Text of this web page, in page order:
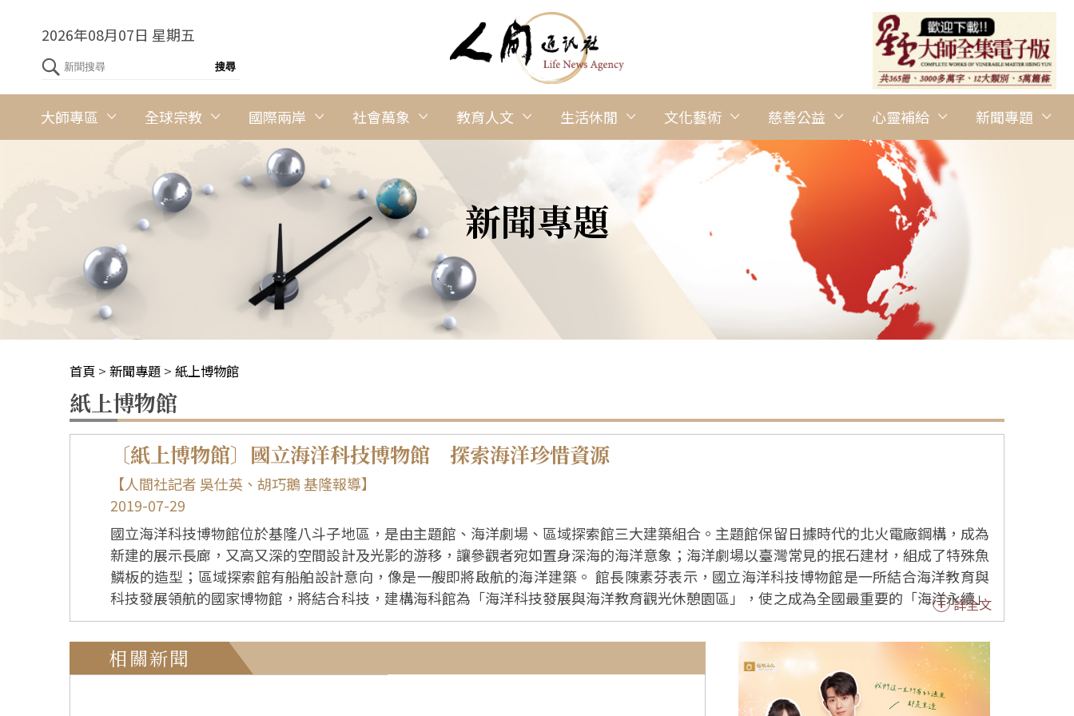
2026年08月07日 星期五
大師專區 全球宗教 國際兩岸 社會萬象 教育人文 生活休閒 文化藝術 慈善公益 心靈補給 新聞專題
新聞專題
首頁 > 新聞專題 > 紙上博物館
紙上博物館
〔紙上博物館〕國立海洋科技博物館 探索海洋珍惜資源
【人間社記者 吳仕英、胡巧鵝 基隆報導】
2019-07-29
國立海洋科技博物館位於基隆八斗子地區，是由主題館、海洋劇場、區域探索館三大建築組合。主題館保留日據時代的北火電廠鋼構，成為
新建的展示長廊，又高又深的空間設計及光影的游移，讓參觀者宛如置身深海的海洋意象；海洋劇場以臺灣常見的抿石建材，組成了特殊魚
鱗板的造型；區域探索館有船舶設計意向，像是一艘即將啟航的海洋建築。 館長陳素芬表示，國立海洋科技博物館是一所結合海洋教育與
科技發展領航的國家博物館，將結合科技，建構海科館為「海洋科技發展與海洋教育觀光休憩園區」，使之成為全國最重要的「海洋永續」
創新基地。 海科館的展示，無論是海洋科技或是生物多樣性，都是為海洋教育盡心力，近期所展示的兩棲爬蟲特展，也讓大家了解生態平
衡與環境的重要及物種得以延續的教育意涵，對這個地球是一種貢獻與使命 【常設展】 一、主題館內有八個展示廳，分別是「船舶與海洋
工程廳」、「海洋科學廳」、「海洋環境廳」、「兒童廳」、「深海影像廳」、「深海展示廳」、「水產廳」、「海洋文化廳」，在展廳中
技術的成果。大型貨櫃船駛進展廳，近距離體察船運與人類生活、經濟發展密切關係，透過互動展項的觀察及操作，瞭解海洋工程、水下技
詳全文
相關新聞